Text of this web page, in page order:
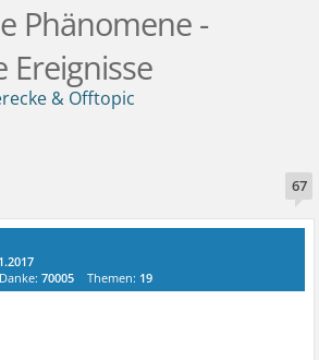
Phänomene -
Ereignisse
& Offtopic
67
Danke:70005 Themen: 19